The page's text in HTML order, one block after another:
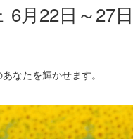
6月22日～27日
なたを輝かせます。